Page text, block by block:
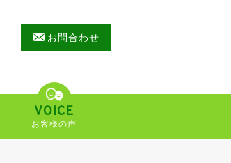
お問合わせ
VOICE
お客様の声